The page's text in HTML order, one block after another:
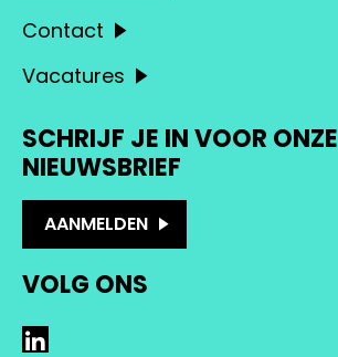
Contact
Vacatures
SCHRIJF JE IN VOOR ONZE
NIEUWSBRIEF
AANMELDEN
VOLG ONS
LinkedIn